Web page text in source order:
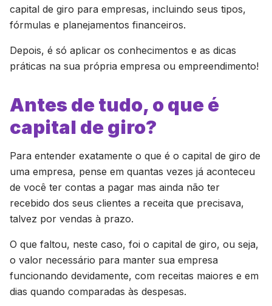
capital de giro para empresas, incluindo seus tipos,
fórmulas e planejamentos financeiros.
Depois, é só aplicar os conhecimentos e as dicas
práticas na sua própria empresa ou empreendimento!
Antes de tudo, o que é
capital de giro?
Para entender exatamente o que é o capital de giro de
uma empresa, pense em quantas vezes já aconteceu
de você ter contas a pagar mas ainda não ter
recebido dos seus clientes a receita que precisava,
talvez por vendas à prazo.
O que faltou, neste caso, foi o capital de giro, ou seja,
o valor necessário para manter sua empresa
funcionando devidamente, com receitas maiores e em
dias quando comparadas às despesas.